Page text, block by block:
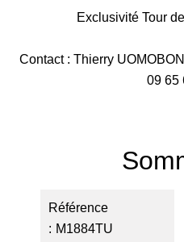
Exclusivité Tour
Contact : Thierry
09 65
Référence
M1884TU